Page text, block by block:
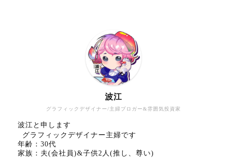
グラフィックデザイナー/主婦ブロガー&雰囲気投資家
波江
波江と申します
グラフィックデザイナー主婦です
年齢：30代
家族：夫(会社員)&子供2人(推し、尊い)